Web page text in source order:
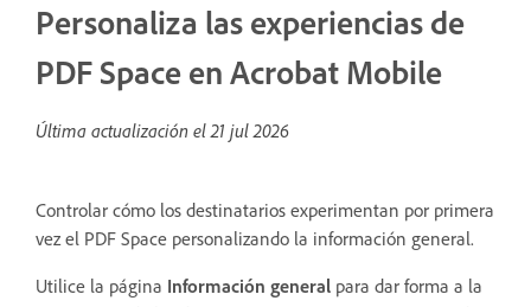
Personaliza las experiencias de
PDF Space en Acrobat Mobile
Última actualización el21 jul 2026
Controlar cómo los destinatarios experimentan por primera
vez el PDF Space personalizando la información general.
Utilice la página Información general para dar forma a la